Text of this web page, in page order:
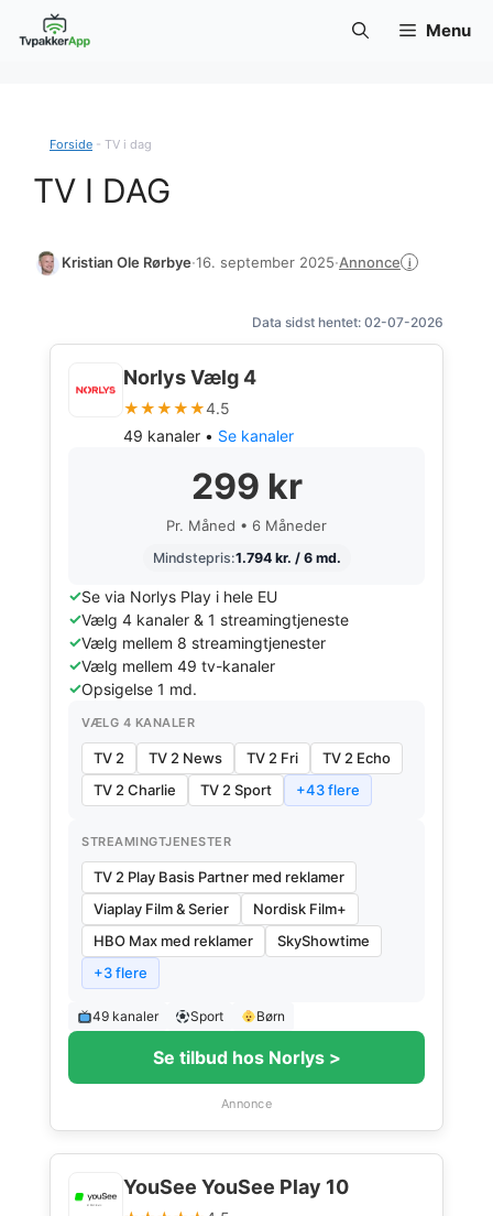
Menu
Forside - TV i dag
TV I DAG
Kristian Ole Rørbye·16. september 2025·Annonce i
Data sidst hentet: 02-07-2026
Norlys Vælg 4
★★★★★4.5
49 kanaler • Se kanaler
299 kr
Pr. Måned • 6 Måneder
Mindstepris:1.794 kr. / 6 md.
Se via Norlys Play i hele EU
Vælg 4 kanaler & 1 streamingtjeneste
Vælg mellem 8 streamingtjenester
Vælg mellem 49 tv-kanaler
Opsigelse 1 md.
VÆLG 4 KANALER
TV 2 TV 2 News TV 2 Fri
TV 2 Echo
TV 2 Charlie
TV 2 Sport +43 flere
STREAMINGTJENESTER
TV 2 Play Basis Partner med reklamer
Viaplay Film & Serier
Nordisk Film+
HBO Max med reklamer
SkyShowtime
+3 flere
49 kanaler Sport Børn
Se tilbud hos Norlys >
Annonce
YouSee YouSee Play 10